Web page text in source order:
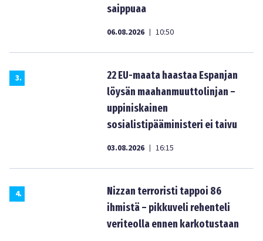
saippuaa
06.08.2026 | 10:50
3.
22 EU-maata haastaa Espanjan
löysän maahanmuuttolinjan –
uppiniskainen
sosialistipääministeri ei taivu
03.08.2026 | 16:15
4.
Nizzan terroristi tappoi 86
ihmistä – pikkuveli rehenteli
veriteolla ennen karkotustaan